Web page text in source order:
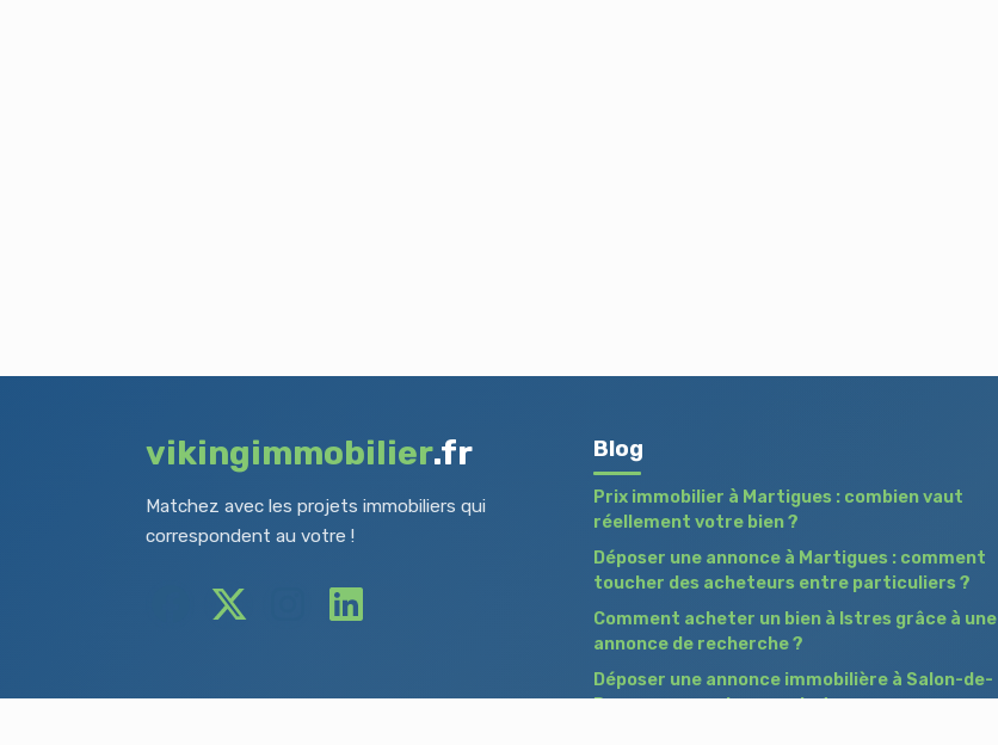
vikingimmobilier.fr
Matchez avec les projets immobiliers qui
correspondent au votre !
Blog
Prix immobilier à Martigues : combien vaut
réellement votre bien ?
Déposer une annonce à Martigues : comment
toucher des acheteurs entre particuliers ?
Comment acheter un bien à Istres grâce à une
annonce de recherche ?
Déposer une annonce immobilière à Salon-de-
Provence : vendre ou acheter sans agence